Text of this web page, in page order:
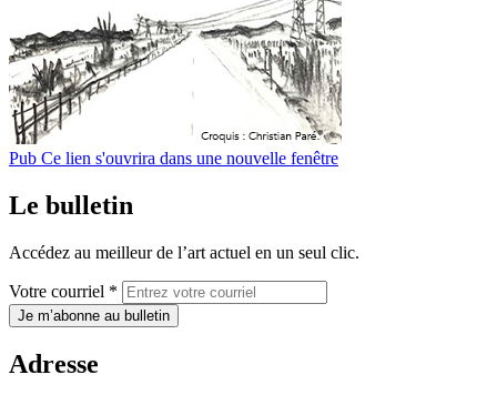
Pub Ce lien s'ouvrira dans une nouvelle fenêtre
Le bulletin
Accédez au meilleur de l’art actuel en un seul clic.
Votre courriel *
Je m’abonne au bulletin
Adresse